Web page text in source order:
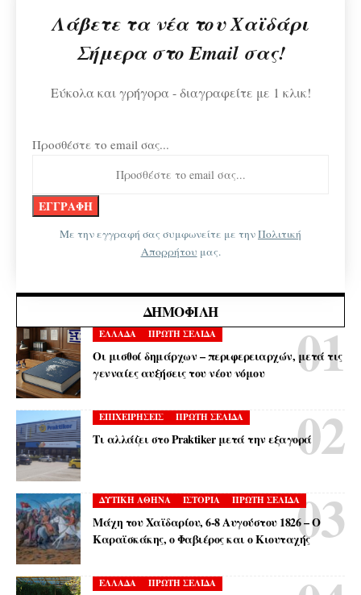
Λάβετε τα νέα του Χαϊδάρι
Σήμερα στο Email σας!
Εύκολα και γρήγορα - διαγραφείτε με 1 κλικ!
Προσθέστε το email σας...
Με την εγγραφή σας συμφωνείτε με τηνΠολιτική
Απορρήτου μας.
ΔΗΜΟΦΙΛΉ
ΕΛΛΑΔΑ ΠΡΩΤΗ ΣΕΛΙΔΑ
Οι μισθοί δημάρχων – περιφερειαρχών, μετά τις
γενναίες αυξήσεις του νέου νόμου
ΕΠΙΧΕΙΡΗΣΕΙΣ ΠΡΩΤΗ ΣΕΛΙΔΑ
Τι αλλάζει στο Praktiker μετά την εξαγορά
ΔΥΤΙΚΗ ΑΘΗΝΑ ΙΣΤΟΡΙΑ ΠΡΩΤΗ ΣΕΛΙΔΑ
Μάχη του Χαϊδαρίου, 6-8 Αυγούστου 1826 – Ο
Καραϊσκάκης, ο Φαβιέρος και ο Κιουταχής
ΕΛΛΑΔΑ ΠΡΩΤΗ ΣΕΛΙΔΑ